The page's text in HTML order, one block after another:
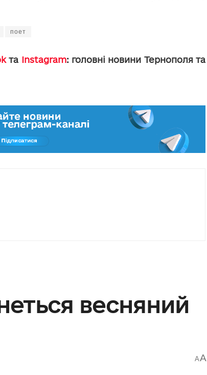
поет
та Instagram: головні новини Тернополя та
весняний
AA